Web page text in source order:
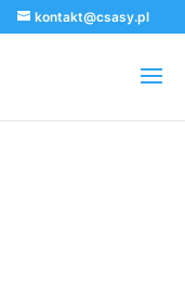
kontakt@csasy.pl